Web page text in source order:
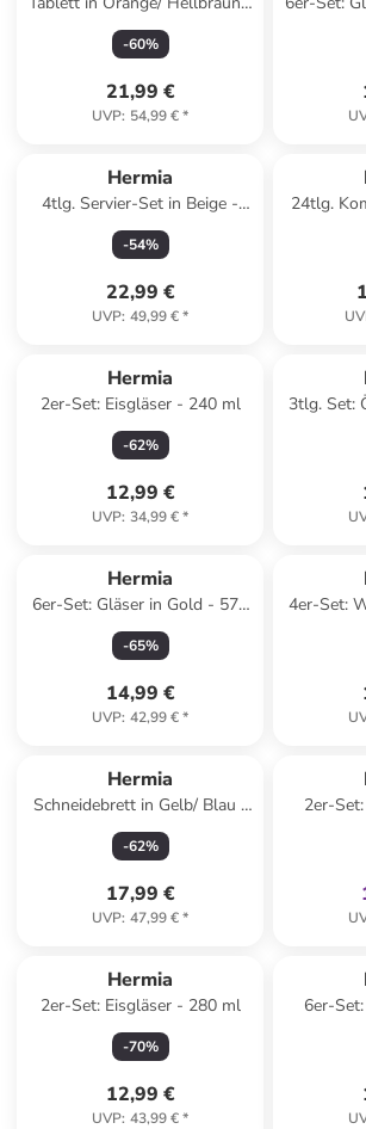
(L)34 x (B)18 cm
-60%
21,99 €
UVP: 54,99 €*
Hermia
4tlg. Servier-Set in Beige -
(L)11 x (B)30 cm
-54%
22,99 €
UVP: 49,99 €*
24tlg.
Hermia
2er-Set: Eisgläser - 240 ml
-62%
12,99 €
UVP: 34,99 €*
3tlg. Set:
Hermia
6er-Set: Gläser in Gold - 570
ml
-65%
14,99 €
UVP: 42,99 €*
4er-Set:
Hermia
Schneidebrett in Gelb/ Blau -
(L)30 x (B)20 cm
-62%
17,99 €
UVP: 47,99 €*
2er-
Weiß/
Hermia
2er-Set: Eisgläser - 280 ml
-70%
12,99 €
UVP: 43,99 €*
6er-